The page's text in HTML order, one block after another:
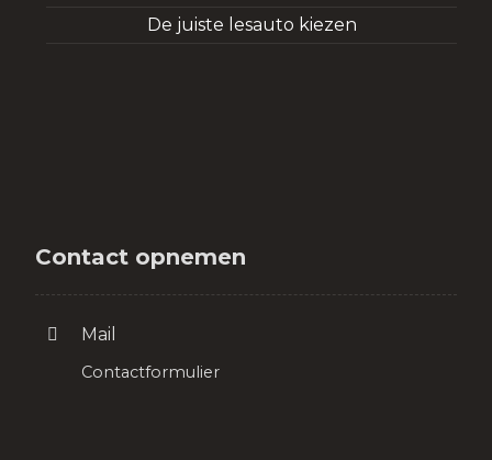
De juiste lesauto kiezen
Contact opnemen
Mail
Contactformulier